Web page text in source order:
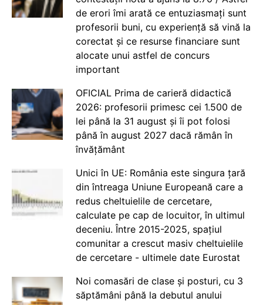
de erori îmi arată ce entuziasmați sunt
profesorii buni, cu experiență să vină la
corectat și ce resurse financiare sunt
alocate unui astfel de concurs
important
OFICIAL Prima de carieră didactică
2026: profesorii primesc cei 1.500 de
lei până la 31 august și îi pot folosi
până în august 2027 dacă rămân în
învățământ
Unici în UE: România este singura țară
din întreaga Uniune Europeană care a
redus cheltuielile de cercetare,
calculate pe cap de locuitor, în ultimul
deceniu. Între 2015-2025, spațiul
comunitar a crescut masiv cheltuielile
de cercetare - ultimele date Eurostat
Noi comasări de clase și posturi, cu 3
săptămâni până la debutul anului